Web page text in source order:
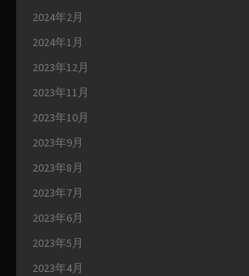
2024年2月
2024年1月
2023年12月
2023年11月
2023年10月
2023年9月
2023年8月
2023年7月
2023年6月
2023年5月
2023年4月